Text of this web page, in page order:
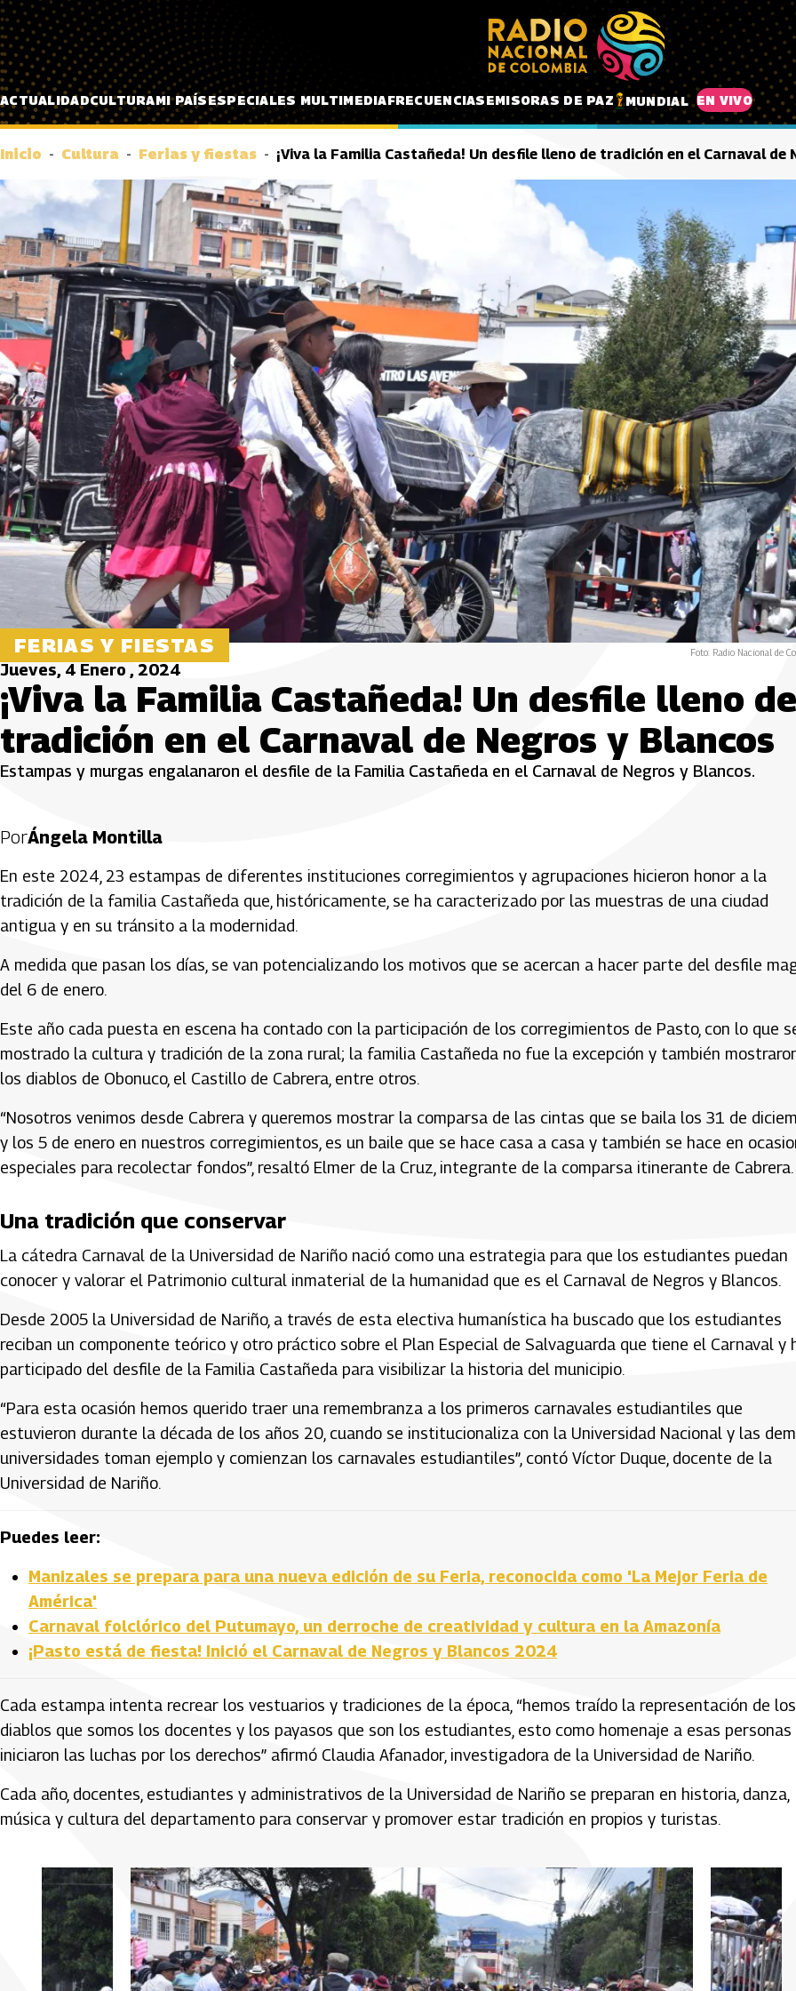
Pasar al contenido principal
ACTUALIDADCULTURAMI PAÍSESPECIALES MULTIMEDIAFRECUENCIASEMISORAS DE PAZ MUNDIAL EN VIVO
Inicio Cultura Ferias y fiestas ¡Viva la Familia Castañeda! Un desfile lleno de tradición en el Carnaval de
FERIAS Y FIESTAS Foto: Radio Nacional de
Jueves, 4 Enero , 2024
¡Viva la Familia Castañeda! Un desfile lleno de
tradición en el Carnaval de Negros y Blancos
Estampas y murgas engalanaron el desfile de la Familia Castañeda en el Carnaval de Negros y Blancos.
PorÁngela Montilla
En este 2024, 23 estampas de diferentes instituciones corregimientos y agrupaciones hicieron honor a la
tradición de la familia Castañeda que, históricamente, se ha caracterizado por las muestras de una ciudad
antigua y en su tránsito a la modernidad.
A medida que pasan los días, se van potencializando los motivos que se acercan a hacer parte del desfile
del 6 de enero.
Este año cada puesta en escena ha contado con la participación de los corregimientos de Pasto, con lo que
mostrado la cultura y tradición de la zona rural; la familia Castañeda no fue la excepción y también
los diablos de Obonuco, el Castillo de Cabrera, entre otros.
“Nosotros venimos desde Cabrera y queremos mostrar la comparsa de las cintas que se baila los 31 de
y los 5 de enero en nuestros corregimientos, es un baile que se hace casa a casa y también se hace en
especiales para recolectar fondos”, resaltó Elmer de la Cruz, integrante de la comparsa itinerante de Cabrera.
Una tradición que conservar
La cátedra Carnaval de la Universidad de Nariño nació como una estrategia para que los estudiantes puedan
conocer y valorar el Patrimonio cultural inmaterial de la humanidad que es el Carnaval de Negros y Blancos.
Desde 2005 la Universidad de Nariño, a través de esta electiva humanística ha buscado que los estudiantes
reciban un componente teórico y otro práctico sobre el Plan Especial de Salvaguarda que tiene el Carnaval y
participado del desfile de la Familia Castañeda para visibilizar la historia del municipio.
“Para esta ocasión hemos querido traer una remembranza a los primeros carnavales estudiantiles que
estuvieron durante la década de los años 20, cuando se institucionaliza con la Universidad Nacional y las
universidades toman ejemplo y comienzan los carnavales estudiantiles”, contó Víctor Duque, docente de la
Universidad de Nariño.
Puedes leer:
Manizales se prepara para una nueva edición de su Feria, reconocida como 'La Mejor Feria de
América'
Carnaval folclórico del Putumayo, un derroche de creatividad y cultura en la Amazonía
¡Pasto está de fiesta! Inició el Carnaval de Negros y Blancos 2024
Cada estampa intenta recrear los vestuarios y tradiciones de la época, “hemos traído la representación de los
diablos que somos los docentes y los payasos que son los estudiantes, esto como homenaje a esas personas
iniciaron las luchas por los derechos” afirmó Claudia Afanador, investigadora de la Universidad de Nariño.
Cada año, docentes, estudiantes y administrativos de la Universidad de Nariño se preparan en historia, danza,
música y cultura del departamento para conservar y promover estar tradición en propios y turistas.